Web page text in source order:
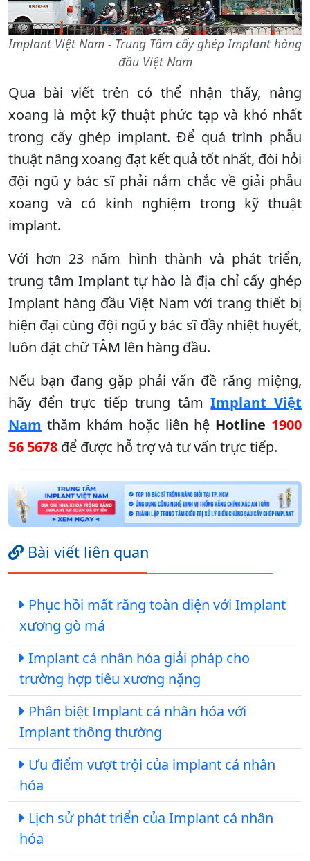
Implant Việt Nam - Trung Tâm cấy ghép Implant hàng
đầu Việt Nam
Qua bài viết trên có thể nhận thấy, nâng
xoang là một kỹ thuật phức tạp và khó nhất
trong cấy ghép implant. Để quá trình phẫu
thuật nâng xoang đạt kết quả tốt nhất, đòi hỏi
đội ngũ y bác sĩ phải nắm chắc về giải phẫu
xoang và có kinh nghiệm trong kỹ thuật
implant.
Với hơn 23 năm hình thành và phát triển,
trung tâm Implant tự hào là địa chỉ cấy ghép
Implant hàng đầu Việt Nam với trang thiết bị
hiện đại cùng đội ngũ y bác sĩ đầy nhiệt huyết,
luôn đặt chữ TÂM lên hàng đầu.
Nếu bạn đang gặp phải vấn đề răng miệng,
hãy đển trực tiếp trung tâmImplant Việt
Nam thăm khám hoặc liên hệ Hotline 1900
56 5678 để được hỗ trợ và tư vấn trực tiếp.
Bài viết liên quan
Phục hồi mất răng toàn diện với Implant
xương gò má
Implant cá nhân hóa giải pháp cho
trường hợp tiêu xương nặng
Phân biệt Implant cá nhân hóa với
Implant thông thường
Ưu điểm vượt trội của implant cá nhân
hóa
Lịch sử phát triển của Implant cá nhân
hóa